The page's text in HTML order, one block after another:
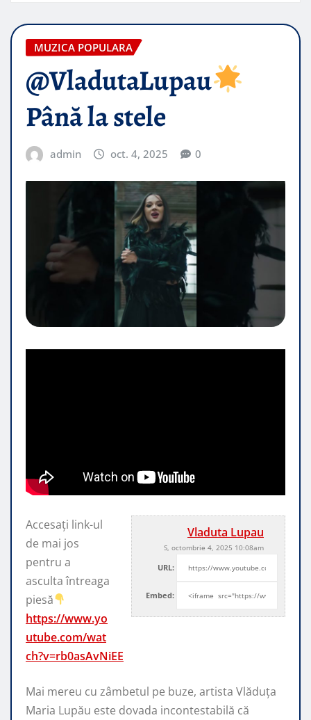
MUZICA POPULARA
@VladutaLupau
Până la stele
admin oct. 4, 2025 0
Vladuta Lupau
S, octombrie 4, 2025 10:08am
URL:
Embed:
Accesați link-ul
de mai jos
pentru a
asculta întreaga
piesă
https://www.yo
utube.com/wat
ch?v=rb0asAvNiEE
Mai mereu cu zâmbetul pe buze, artista Vlăduța
Maria Lupău este dovada incontestabilă că